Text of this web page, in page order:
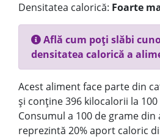
Densitatea calorică: Foarte
Află cum poți slăbi
densitatea calorică a
Acest aliment face parte din
și conține 396 kilocalorii la
Consumul a 100 de grame
reprezintă 20% aport caloric